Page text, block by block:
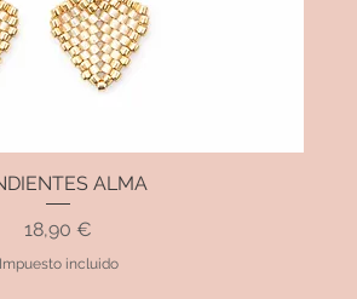
Vista rápidaALMA
Precio
18,90 €
Impuesto incluido